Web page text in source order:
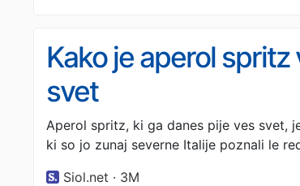
Kako je aperol
svet
Aperol spritz, ki ga danes pije ves svet,
ki so jo zunaj severne Italije poznali le
Siol.net · 3M